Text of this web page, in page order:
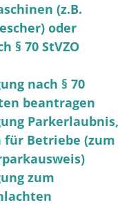
(z.B.
oder
§ 70 StVZO
nach § 70
beantragen
Parkerlaubnis,
Betriebe (zum
zum